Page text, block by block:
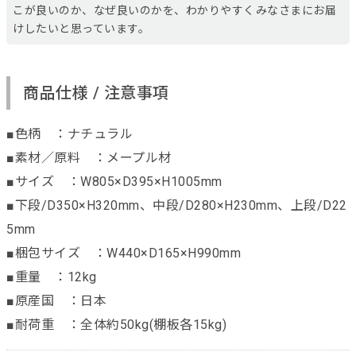
こが良いのか、なぜ良いのかを、わかりやすくみなさまにお届
けしたいと思っています。
商品仕様 / 注意事項
■色柄 ：ナチュラル
■素材／原料 ：メープル材
■サイズ ：W805×D395×H1005mm
■下段/D350×H320mm、中段/D280×H230mm、上段/D22
5mm
■梱包サイズ ：W440×D165×H990mm
■重量 ：12kg
■原産国 ：日本
■耐荷重 ：全体約50kg(棚板各15kg)